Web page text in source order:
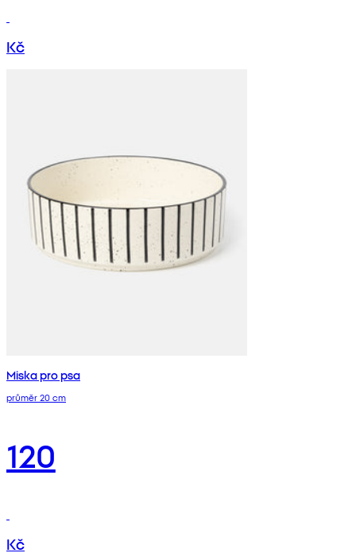
Kč
Miska pro psa
průměr 20 cm
120
Kč